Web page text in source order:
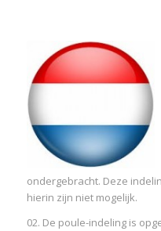
ondergebracht. Deze
hierin zijn niet mogelijk.
02. De poule-indeling is